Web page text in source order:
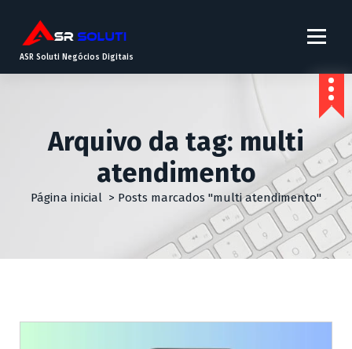
ASR Soluti Negócios Digitais
Arquivo da tag: multi
atendimento
Página inicial > Posts marcados "multi atendimento"